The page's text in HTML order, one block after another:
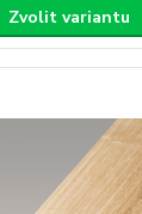
Zvolit variantu